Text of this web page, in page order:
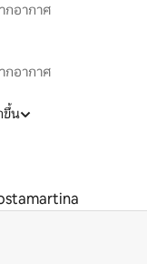
อากาศ
อากาศ
ขึ้น